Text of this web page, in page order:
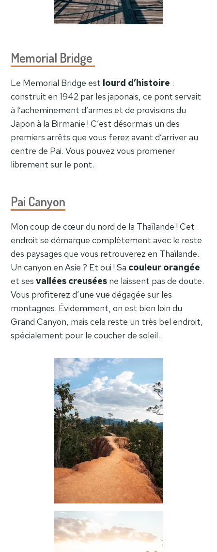
Memorial Bridge
Le Memorial Bridge est lourd d’histoire :
construit en 1942 par les japonais, ce pont servait
à l’acheminement d’armes et de provisions du
Japon à la Birmanie ! C’est désormais un des
premiers arrêts que vous ferez avant d’arriver au
centre de Pai. Vous pouvez vous promener
librement sur le pont.
Pai Canyon
Mon coup de cœur du nord de la Thaïlande ! Cet
endroit se démarque complètement avec le reste
des paysages que vous retrouverez en Thaïlande.
Un canyon en Asie ? Et oui ! Sa couleur orangée
et ses vallées creusées ne laissent pas de doute.
Vous profiterez d’une vue dégagée sur les
montagnes. Évidemment, on est bien loin du
Grand Canyon, mais cela reste un très bel endroit,
spécialement pour le coucher de soleil.